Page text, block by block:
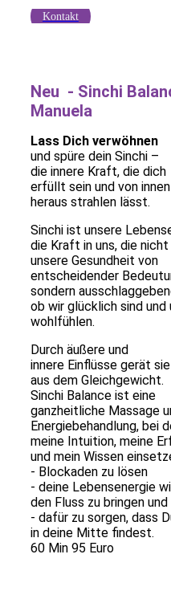
Kontakt
Neu - Sinchi
Manuela
Lass Dich verwöhnen
und spüre dein Sinchi –
die innere Kraft, die dich
erfüllt sein und von innen
heraus strahlen lässt.
Sinchi ist unsere
die Kraft in uns, die
unsere Gesundheit von
entscheidender
sondern
ob wir glücklich sind und
wohlfühlen.
Durch
innere Einflüsse gerät
aus dem Gleichgewicht.
Sinchi Balance ist eine
ganzheitliche Massage
Energiebehandlung, bei
meine Intuition, meine
und mein Wissen
- Blockaden zu lösen
- deine Lebensenergie
den Fluss zu bringen und
- dafür zu sorgen, dass
in deine Mitte findest.
60 Min 95 Euro